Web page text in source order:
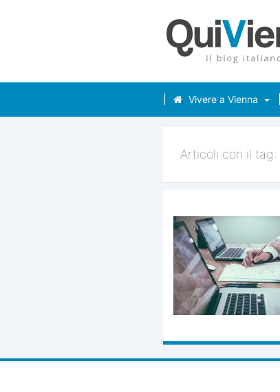
Vivere a Vienna
Articoli con il tag: